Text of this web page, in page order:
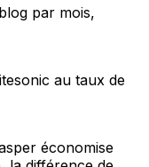
par mois,
au taux de
économise